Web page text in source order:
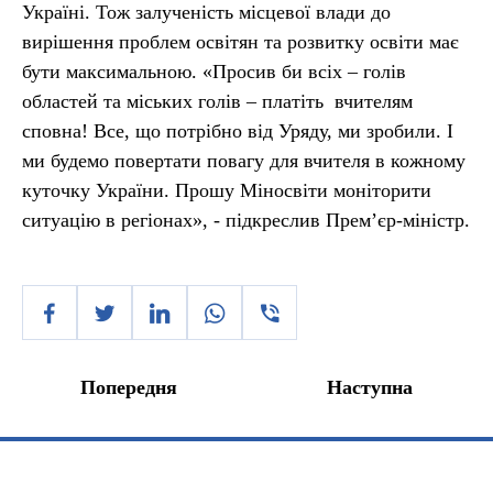
Україні. Тож залученість місцевої влади до
вирішення проблем освітян та розвитку освіти має
бути максимальною. «Просив би всіх – голів
областей та міських голів – платіть вчителям
сповна! Все, що потрібно від Уряду, ми зробили. І
ми будемо повертати повагу для вчителя в кожному
куточку України. Прошу Міносвіти моніторити
ситуацію в регіонах», - підкреслив Прем’єр-міністр.
Попередня Наступна